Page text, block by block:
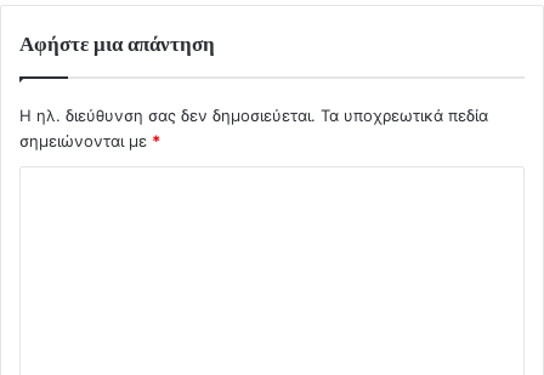
Αφήστε μια απάντηση
Η ηλ. διεύθυνση σας δεν δημοσιεύεται. Τα υποχρεωτικά πεδία
σημειώνονται με *